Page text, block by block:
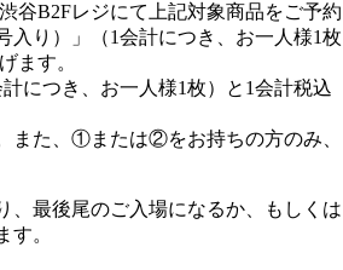
谷B2Fレジにて上記対象商品をご予約
り）」（1会計につき、お一人様1枚
ます。
につき、お一人様1枚）と1会計税込
また、①または②をお持ちの方のみ、
最後尾のご入場になるか、もしくは
す。